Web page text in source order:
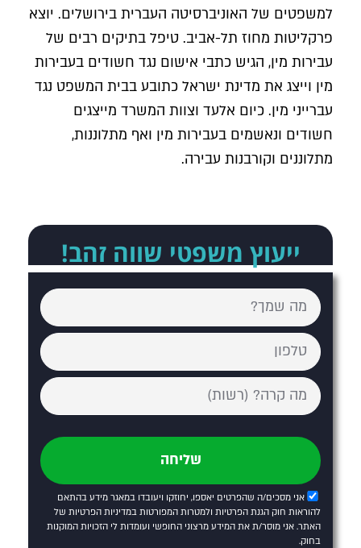
למשפטים של האוניברסיטה העברית בירושלים. יוצא
פרקליטות מחוז תל-אביב. טיפל בתיקים רבים של
עבירות מין, הגיש כתבי אישום נגד חשודים בעבירות
מין וייצג את מדינת ישראל כתובע בבית המשפט נגד
עברייני מין. כיום אלעד וצוות המשרד מייצגים
חשודים ונאשמים בעבירות מין ואף מתלוננות,
מתלוננים וקורבנות עבירה.
ייעוץ משפטי שווה זהב!
אני מסכים/ה שהפרטים יאספו, יחוזקו ויעובדו במאגר מידע בהתאם
להוראות חוק הגנת הפרטיות ולמטרות המפורטות במדיניות הפרטיות של
האתר. אני מוסר/ת את המידע מרצוני החופשי ועומדות לי הזכויות המוקנות
בחוק.
שליחה